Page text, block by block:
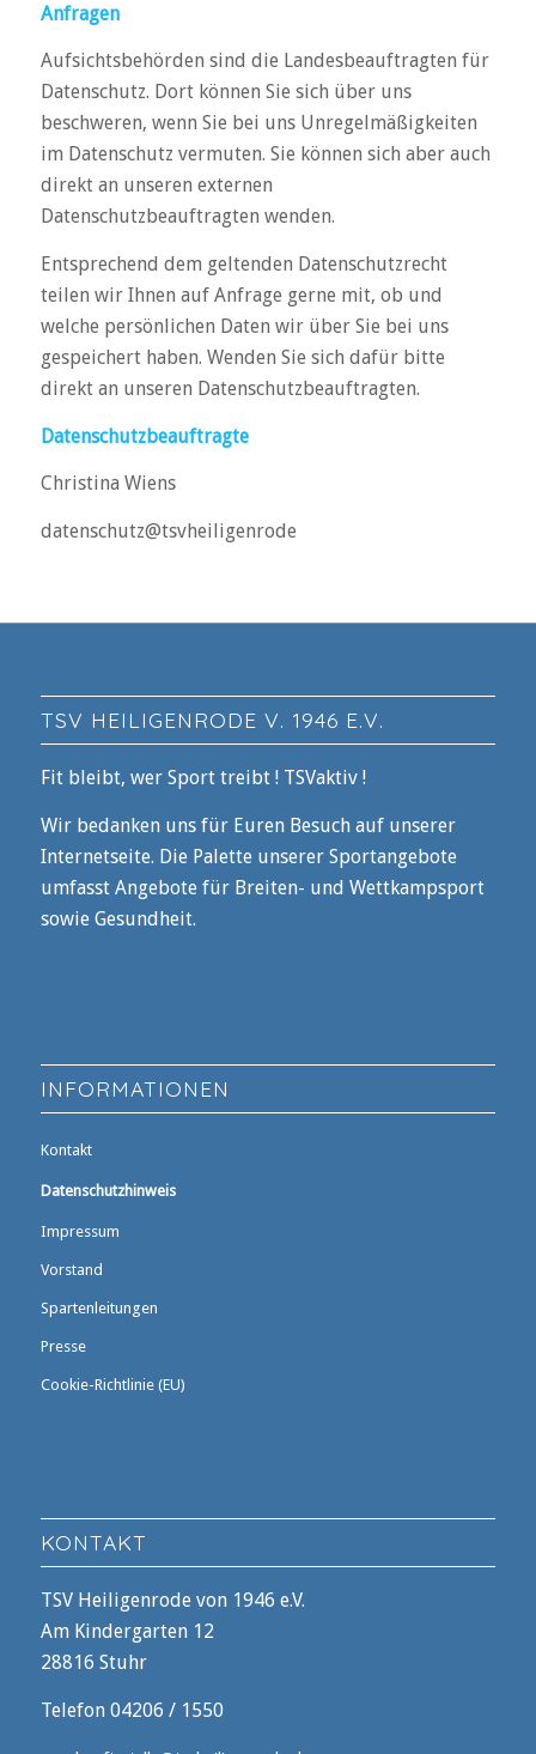
Anfragen
Aufsichtsbehörden sind die Landesbeauftragten für
Datenschutz. Dort können Sie sich über uns
beschweren, wenn Sie bei uns Unregelmäßigkeiten
im Datenschutz vermuten. Sie können sich aber auch
direkt an unseren externen
Datenschutzbeauftragten wenden.
Entsprechend dem geltenden Datenschutzrecht
teilen wir Ihnen auf Anfrage gerne mit, ob und
welche persönlichen Daten wir über Sie bei uns
gespeichert haben. Wenden Sie sich dafür bitte
direkt an unseren Datenschutzbeauftragten.
Datenschutzbeauftragte
Christina Wiens
datenschutz@tsvheiligenrode
TSV HEILIGENRODE V. 1946 E.V.
Fit bleibt, wer Sport treibt ! TSVaktiv !
Wir bedanken uns für Euren Besuch auf unserer
Internetseite. Die Palette unserer Sportangebote
umfasst Angebote für Breiten- und Wettkampsport
sowie Gesundheit.
INFORMATIONEN
Kontakt
Datenschutzhinweis
Impressum
Vorstand
Spartenleitungen
Presse
Cookie-Richtlinie (EU)
KONTAKT
TSV Heiligenrode von 1946 e.V.
Am Kindergarten 12
28816 Stuhr
Telefon 04206 / 1550